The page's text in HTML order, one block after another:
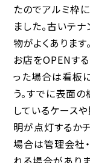
たのでアルミ枠
ました。古いテ
物がよくあります。
お店をOPENす
った場合は看板
う。すでに表面
しているケース
明が点灯するか
場合は管理会社